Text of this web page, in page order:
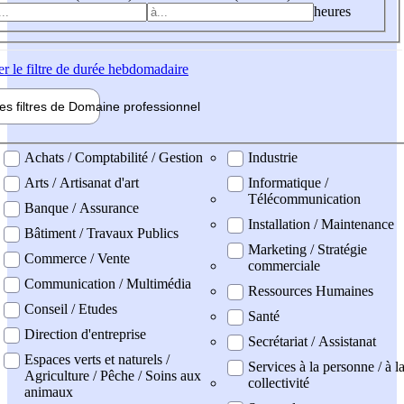
heures
le filtre de durée hebdomadaire
filtres de Domaine professionnel
professionel
Achats / Comptabilité / Gestion
Arts / Artisanat d'art
Banque / Assurance
Bâtiment / Travaux Publics
Commerce / Vente
Communication / Multimédia
Conseil / Etudes
Direction d'entreprise
Espaces verts et naturels /
Agriculture / Pêche / Soins aux
animaux
Industrie
Informatique /
Télécommunication
Installation / Maintenance
Marketing / Stratégie
commerciale
Ressources Humaines
Santé
Secrétariat / Assistanat
Services à la personne / à la
collectivité